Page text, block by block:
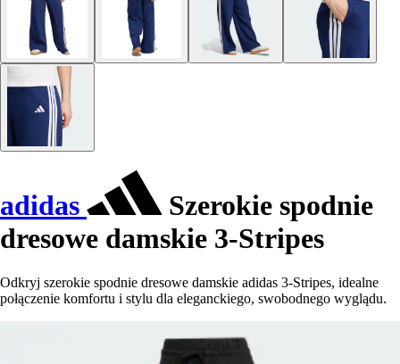
adidas
Szerokie spodnie
dresowe damskie 3-Stripes
Odkryj szerokie spodnie dresowe damskie adidas 3-Stripes, idealne
połączenie komfortu i stylu dla eleganckiego, swobodnego wyglądu.